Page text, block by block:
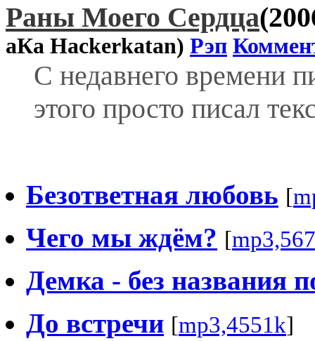
Раны Моего Сердца
аКа Hackerkatan) Рэп
С недавнего времени
этого просто писал
Безответная любовь [
Чего мы ждём? [
Демка - без названия
До встречи [mp3,4551k]